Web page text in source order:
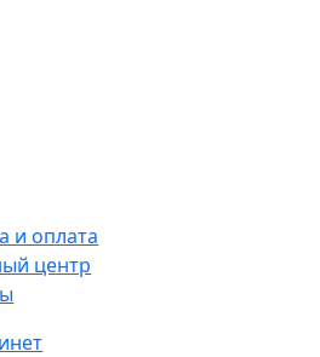
и оплата
центр